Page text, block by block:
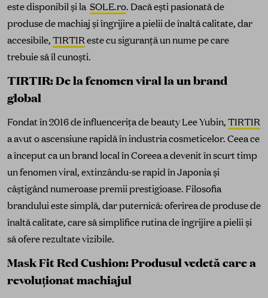
este disponibil și la SOLE.ro. Dacă ești pasionată de
produse de machiaj și îngrijire a pielii de înaltă calitate, dar
accesibile, TIRTIReste cu siguranță un nume pe care
trebuie să îl cunoști.
TIRTIR: De la fenomen viral la un brand
global
Fondat în 2016 de influencerița de beauty Lee Yubin, TIRTIR
a avut o ascensiune rapidă în industria cosmeticelor. Ceea ce
a început ca un brand local în Coreea a devenit în scurt timp
un fenomen viral, extinzându-se rapid în Japonia și
câștigând numeroase premii prestigioase. Filosofia
brandului este simplă, dar puternică: oferirea de produse de
înaltă calitate, care să simplifice rutina de îngrijire a pielii și
să ofere rezultate vizibile.
Mask Fit Red Cushion: Produsul vedetă care a
revoluționat machiajul